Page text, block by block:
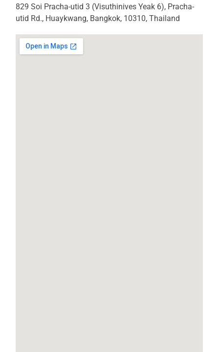
829 Soi Pracha-utid 3 (Visuthinives Yeak 6), Pracha-
utid Rd., Huaykwang, Bangkok, 10310, Thailand